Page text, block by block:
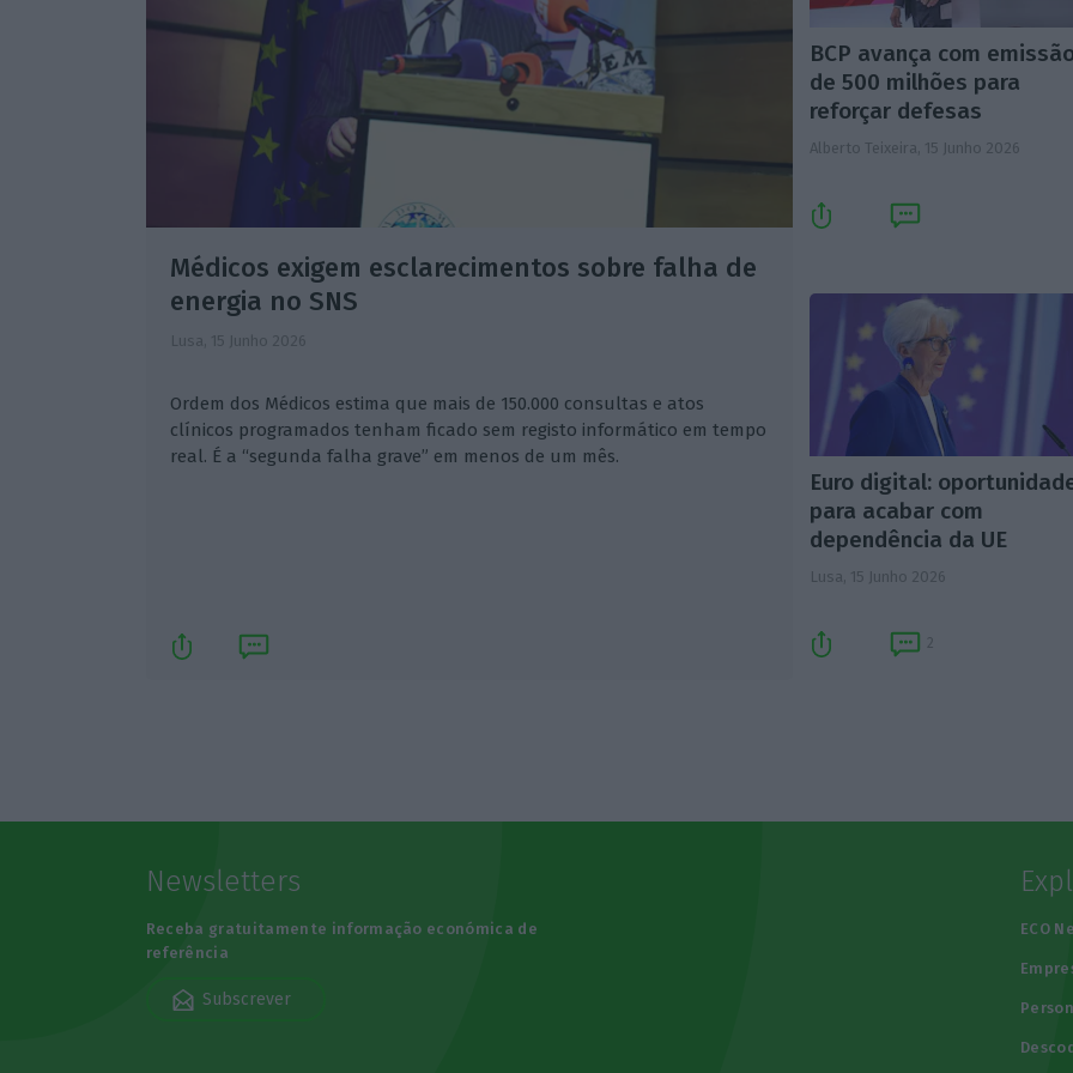
Médicos exigem esclarecimentos sobre falha de
energia no SNS
Lusa, 15 Junho 2026
Ordem dos Médicos estima que mais de 150.000 consultas e atos
clínicos programados tenham ficado sem registo informático em tempo
real. É a “segunda falha grave” em menos de um mês.
BCP avança com
de 500 milhões para
reforçar defesas
Alberto Teixeira, 15 Junho 2026
Euro digital:
para acabar com
dependência da UE
Lusa, 15 Junho 2026
2
Newsletters
Receba gratuitamente informação económica de
referência
Subscrever
ECO